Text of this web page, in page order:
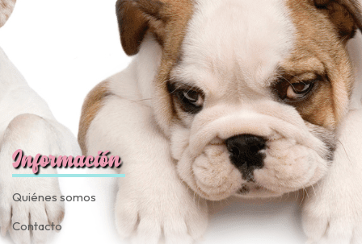
Información
Quiénes somos
Contacto